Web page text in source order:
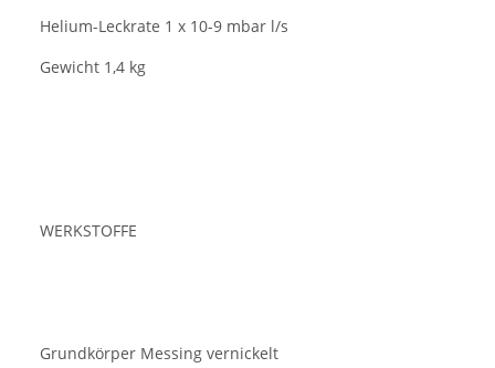
Helium-Leckrate 1 x 10-9 mbar l/s
Gewicht 1,4 kg
WERKSTOFFE
Grundkörper Messing vernickelt